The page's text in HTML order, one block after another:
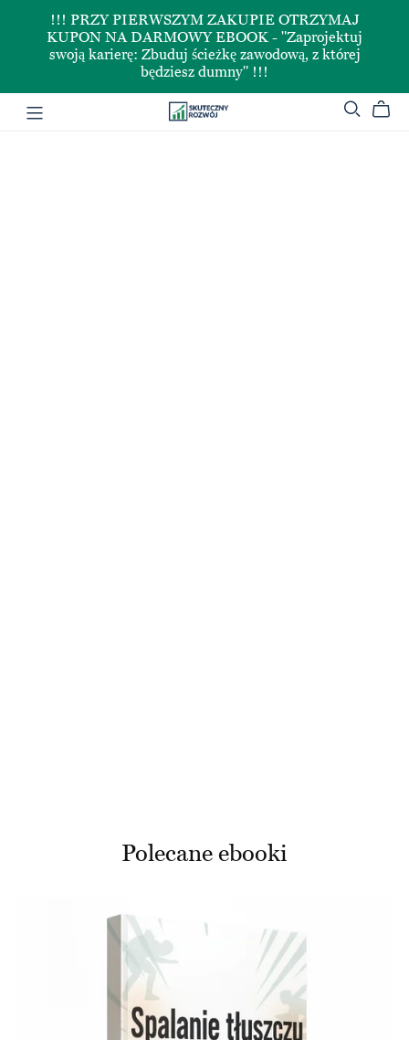
!!! PRZY PIERWSZYM ZAKUPIE OTRZYMAJ
KUPON NA DARMOWY EBOOK - "Zaprojektuj
swoją karierę: Zbuduj ścieżkę zawodową, z której
będziesz dumny" !!!
Polecane ebooki